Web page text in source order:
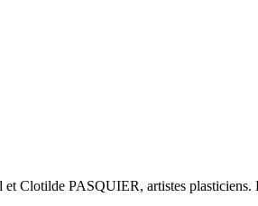
Clotilde PASQUIER, artistes